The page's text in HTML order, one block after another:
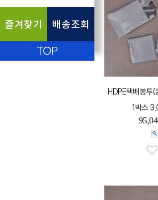
즐겨찾기 배송조회
TOP
HDPE택배봉투
1박스